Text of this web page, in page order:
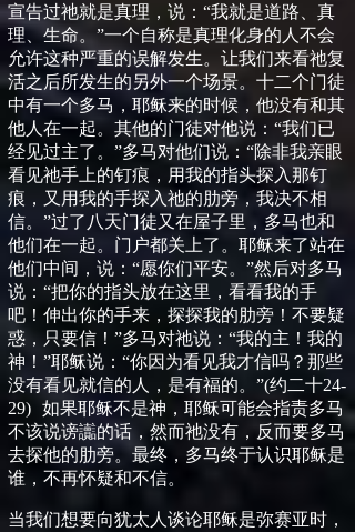
宣告过祂就是真理，说： “我就是道路、真
理、生命。 ”一个自称是真理化身的人不会
允许这种严重的误解发生。 让我们来看祂复
活之后所发生的另外一个场景。十二个门徒
中有一个多马，耶稣来的时候，他没有和其
他人在一起。其他的门徒对他说： “我们已
经见过主了。 ”多马对他们说： “除非我亲眼
看见祂手上的钉痕，用我的指头探入那钉
痕，又用我的手探入祂的肋旁，我决不相
信。 ”过了八天门徒又在屋子里，多马也和
他们在一起。门户都关上了。耶稣来了站在
他们中间，说： “愿你们平安。 ”然后对多马
说： “把你的指头放在这里，看看我的手
吧！伸出你的手来，探探我的肋旁！不要疑
惑，只要信！ ”多马对祂说： “我的主！我的
神！ ”耶稣说： “你因为看见我才信吗？那些
没有看见就信的人，是有福的。 ”(约二十24-
29) 如果耶稣不是神， 耶稣可能会指责多马
不该说谤讟的话，然而祂没有，反而要多马
去探他的肋旁。最终，多马终于认识耶稣是
谁，不再怀疑和不信。
当我们想要向犹太人谈论耶稣是弥赛亚时，